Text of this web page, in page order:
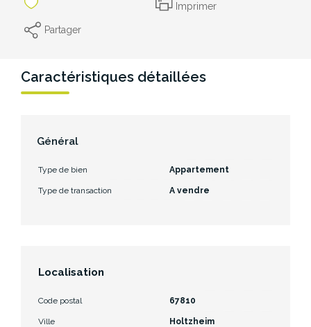
Imprimer
Partager
Caractéristiques détaillées
Général
Type de bien Appartement
Type de transaction A vendre
Localisation
Code postal 67810
Ville Holtzheim